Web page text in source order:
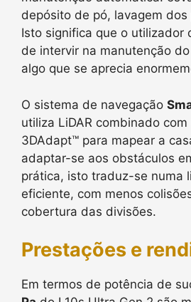
depósito de pó, lavagem
Isto significa que o utilizador
de intervir na manutenção
algo que se aprecia
O sistema de navegação
utiliza LiDAR combinado
3DAdapt™ para mapear a
adaptar-se aos obstáculos
prática, isto traduz-se numa
eficiente, com menos
cobertura das divisões.
Prestações e
Em termos de potência de